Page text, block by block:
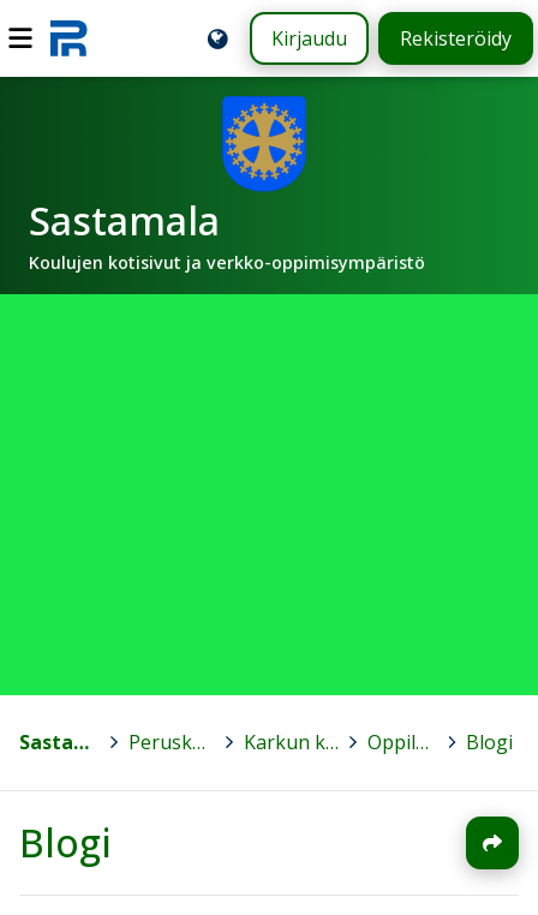
Kirjaudu Rekisteröidy
Sastamala
Koulujen kotisivut ja verkko-oppimisympäristö
Sastamala > Peruskoulut > Karkun koulu > Oppilaalle > Blogi
Blogi